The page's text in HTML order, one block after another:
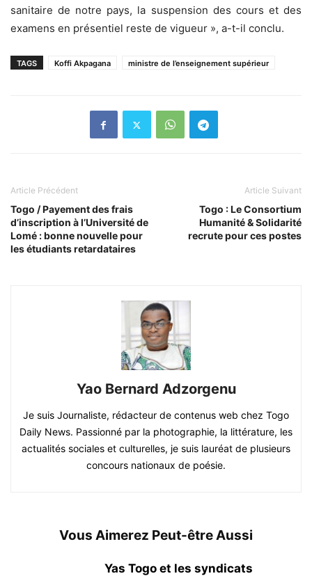
sanitaire de notre pays, la suspension des cours et des
examens en présentiel reste de vigueur », a-t-il conclu.
TAGS Koffi Akpagana ministre de l’enseignement supérieur
Article Précédent
Togo / Payement des frais
d’inscription à l’Université de
Lomé : bonne nouvelle pour
les étudiants retardataires
Article Suivant
Togo : Le Consortium
Humanité & Solidarité
recrute pour ces postes
Yao Bernard Adzorgenu
Je suis Journaliste, rédacteur de contenus web chez Togo
Daily News. Passionné par la photographie, la littérature, les
actualités sociales et culturelles, je suis lauréat de plusieurs
concours nationaux de poésie.
Vous Aimerez Peut-être Aussi
Yas Togo et les syndicats